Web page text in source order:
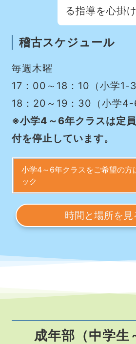
る指導を心掛
稽古スケジュール
毎週木曜
17：00～18：10（小学1-3
18：20～19：30（小学4-
※小学4～6年クラスは定
付を停止しています。
小学4～6年クラスをご希望の方
ック
時間と場所を見
成年部（中学生